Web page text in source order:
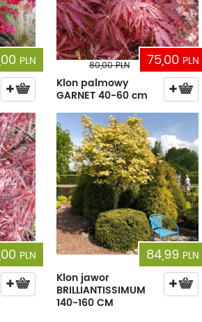
PLN
75,00 PLN
80,00PLN
Klon palmowy
GARNET 40-60 cm
PLN
84,99 PLN
Klon jawor
BRILLIANTISSIMUM
140-160 CM